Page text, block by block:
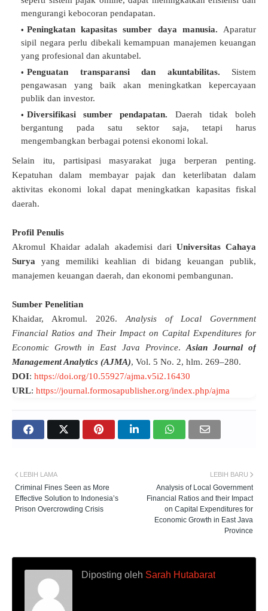
mengurangi kebocoran pendapatan.
Peningkatan kapasitas sumber daya manusia. Aparatur
sipil negara perlu dibekali kemampuan manajemen keuangan
yang profesional dan akuntabel.
Penguatan transparansi dan akuntabilitas. Sistem
pengawasan yang baik akan meningkatkan kepercayaan
publik dan investor.
Diversifikasi sumber pendapatan. Daerah tidak boleh
bergantung pada satu sektor saja, tetapi harus
mengembangkan berbagai potensi ekonomi lokal.
Selain itu, partisipasi masyarakat juga berperan penting.
Kepatuhan dalam membayar pajak dan keterlibatan dalam
aktivitas ekonomi lokal dapat meningkatkan kapasitas fiskal
daerah.
Profil Penulis
Akromul Khaidar adalah akademisi dari Universitas Cahaya
Surya yang memiliki keahlian di bidang keuangan publik,
manajemen keuangan daerah, dan ekonomi pembangunan.
Sumber Penelitian
Khaidar, Akromul. 2026.Analysis of Local Government
Financial Ratios and Their Impact on Capital Expenditures for
Economic Growth in East Java Province.Asian Journal of
Management Analytics (AJMA), Vol. 5 No. 2, hlm. 269–280.
DOI: https://doi.org/10.55927/ajma.v5i2.16430
URL: https://journal.formosapublisher.org/index.php/ajma
LEBIH BARU
Analysis of Local Government
Financial Ratios and their Impact
on Capital Expenditures for
Economic Growth in East Java
Province
LEBIH LAMA
Criminal Fines Seen as More
Effective Solution to Indonesia’s
Prison Overcrowding Crisis
Diposting oleh Sarah Hutabarat